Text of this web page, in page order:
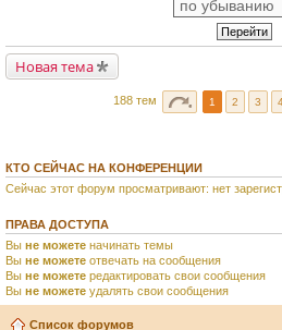
Новая тема
188 тем 1 2 3
КТО СЕЙЧАС НА КОНФЕРЕНЦИИ
Сейчас этот форум просматривают: нет
ПРАВА ДОСТУПА
Вы не можете начинать темы
Вы не можете отвечать на сообщения
Вы не можете редактировать свои сообщения
Вы не можете удалять свои сообщения
Список форумов